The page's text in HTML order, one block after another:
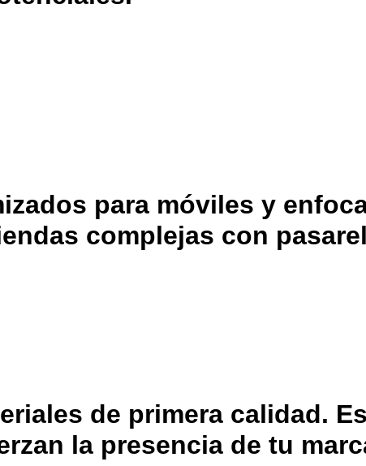
para móviles y
complejas con
de primera calidad.
la presencia de tu